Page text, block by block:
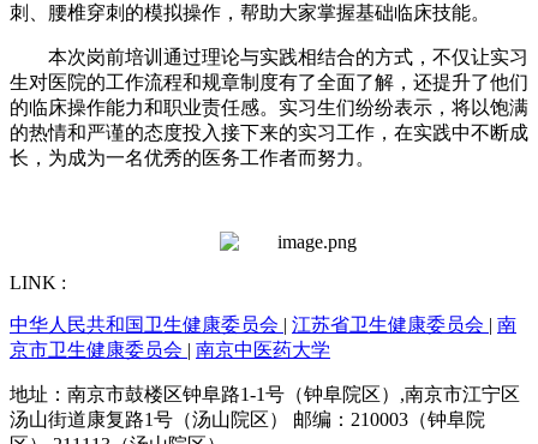
刺、腰椎穿刺的模拟操作，帮助大家掌握基础临床技能。
本次岗前培训通过理论与实践相结合的方式，不仅让实习
生对医院的工作流程和规章制度有了全面了解，还提升了他们
的临床操作能力和职业责任感。实习生们纷纷表示，将以饱满
的热情和严谨的态度投入接下来的实习工作，在实践中不断成
长，为成为一名优秀的医务工作者而努力。
LINK :
中华人民共和国卫生健康委员会 | 江苏省卫生健康委员会 | 南
京市卫生健康委员会 | 南京中医药大学
地址：南京市鼓楼区钟阜路1-1号（钟阜院区）,南京市江宁区
汤山街道康复路1号（汤山院区） 邮编：210003（钟阜院